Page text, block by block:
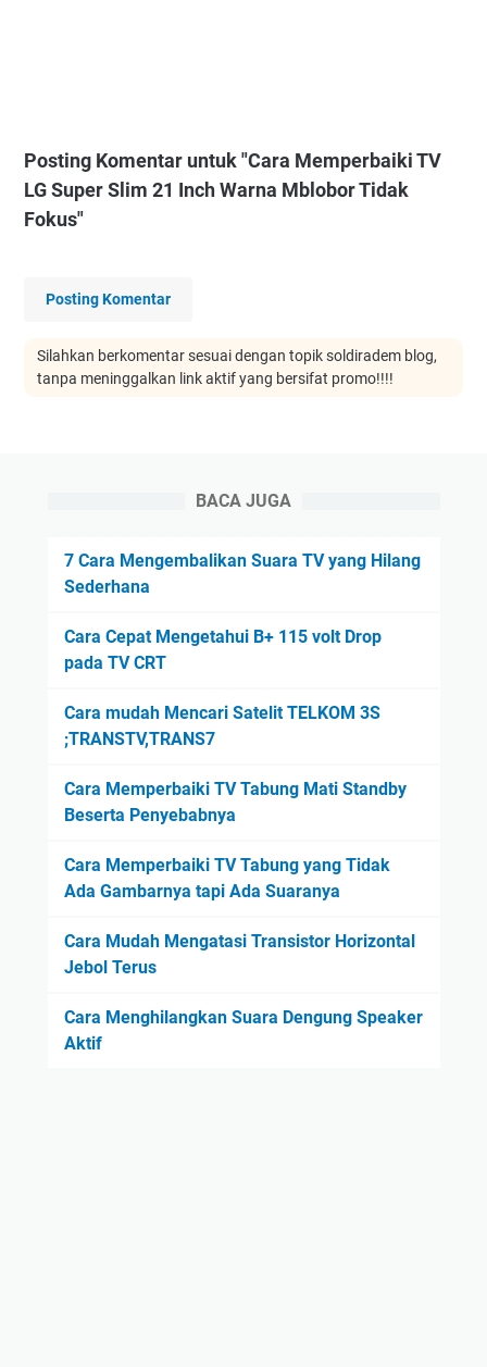
Posting Komentar untuk "Cara Memperbaiki TV
LG Super Slim 21 Inch Warna Mblobor Tidak
Fokus"
Posting Komentar
Silahkan berkomentar sesuai dengan topik soldiradem blog,
tanpa meninggalkan link aktif yang bersifat promo!!!!
BACA JUGA
7 Cara Mengembalikan Suara TV yang Hilang
Sederhana
Cara Cepat Mengetahui B+ 115 volt Drop
pada TV CRT
Cara mudah Mencari Satelit TELKOM 3S
;TRANSTV,TRANS7
Cara Memperbaiki TV Tabung Mati Standby
Beserta Penyebabnya
Cara Memperbaiki TV Tabung yang Tidak
Ada Gambarnya tapi Ada Suaranya
Cara Mudah Mengatasi Transistor Horizontal
Jebol Terus
Cara Menghilangkan Suara Dengung Speaker
Aktif